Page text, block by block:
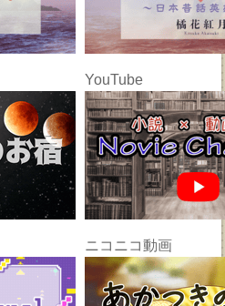
YouTube
ニコニコ動画